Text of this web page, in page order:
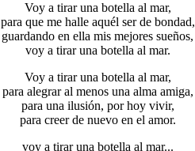
Voy a tirar una botella al mar,
para que me halle aquél ser de bondad,
guardando en ella mis mejores sueños,
voy a tirar una botella al mar.
Voy a tirar una botella al mar,
para alegrar al menos una alma amiga,
para una ilusión, por hoy vivir,
para creer de nuevo en el amor.
voy a tirar una botella al mar...